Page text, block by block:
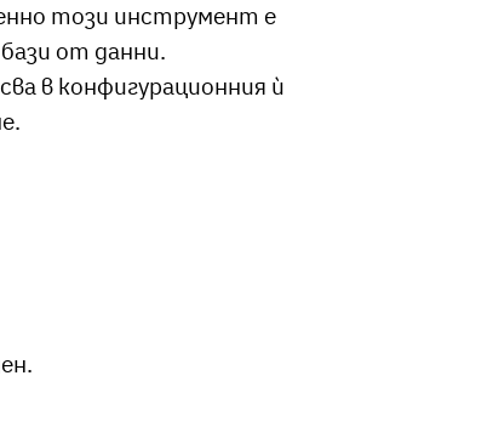
този инструмент е
от данни.
в конфигурационния ѝ